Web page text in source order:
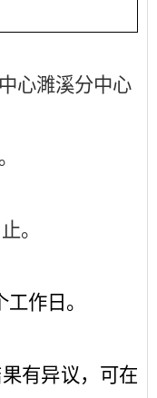
心濉溪分中心
。
工作日。
有异议，可在